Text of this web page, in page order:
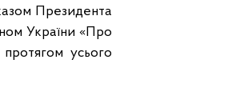
Президента
України «Про
усього